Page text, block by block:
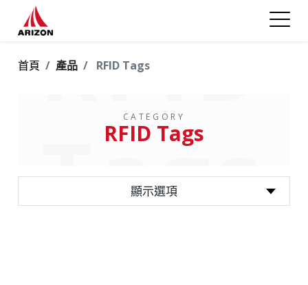
首頁 產品 RFID Tags
CATEGORY
RFID Tags
RFID
Tags
顯示選項